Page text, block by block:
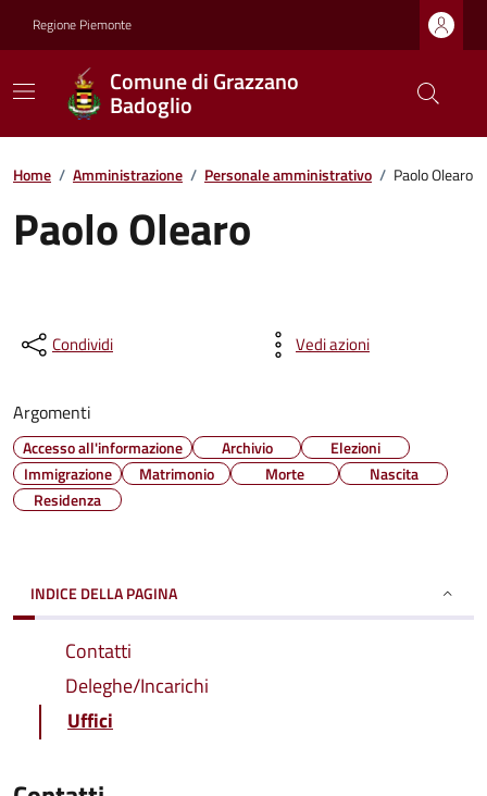
Regione Piemonte
Comune di Grazzano
Badoglio
Home / Amministrazione / Personale amministrativo / Paolo Olearo
Paolo Olearo
Condividi Vedi azioni
Argomenti
Accesso all'informazione Archivio
Elezioni
Immigrazione
Matrimonio Morte
Nascita
Residenza
INDICE DELLA PAGINA
Contatti
Deleghe/Incarichi
Uffici